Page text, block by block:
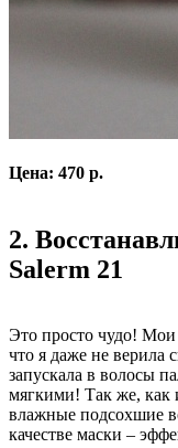
Цена: 470 р.
2.
Salerm 21
Это просто чудо! Мои
что я даже не верила
запускала в волосы
мягкими! Так же, как
влажные подсохшие
качестве маски –